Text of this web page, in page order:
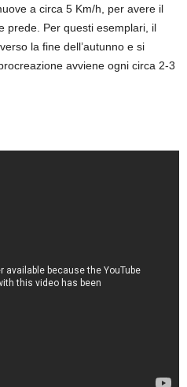
a circa 5 Km/h, per avere il
prede. Per questi esemplari, il
la fine dell’autunno e si
avviene ogni circa 2-3